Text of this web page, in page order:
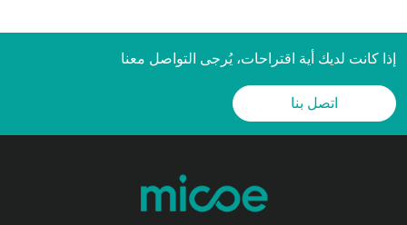
إذا كانت لديك أية اقتراحات، يُرجى التواصل معنا
اتصل بنا